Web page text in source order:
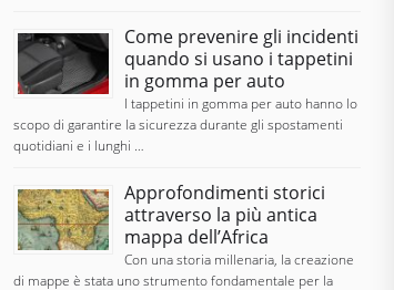
Come prevenire gli incidenti
quando si usano i tappetini
in gomma per auto
I tappetini in gomma per auto hanno lo
scopo di garantire la sicurezza durante gli spostamenti
quotidiani e i lunghi …
Approfondimenti storici
attraverso la più antica
mappa dell’Africa
Con una storia millenaria, la creazione
di mappe è stata uno strumento fondamentale per la